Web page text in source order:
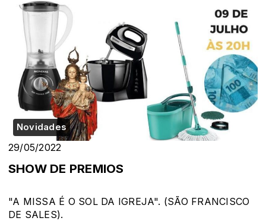
Novidades
29/05/2022
SHOW DE PREMIOS
"A MISSA É O SOL DA IGREJA". (SÃO FRANCISCO
DE SALES).